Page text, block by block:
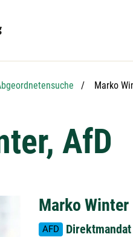
Aktuelle
Marko
AfD
Marko Winter
AFD